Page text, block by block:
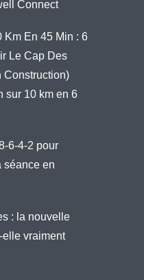
Connect
Km En 45 Min : 6
Le Cap Des
Construction)
sur 10 km en 6
6-4-2 pour
séance en
: la nouvelle
elle vraiment